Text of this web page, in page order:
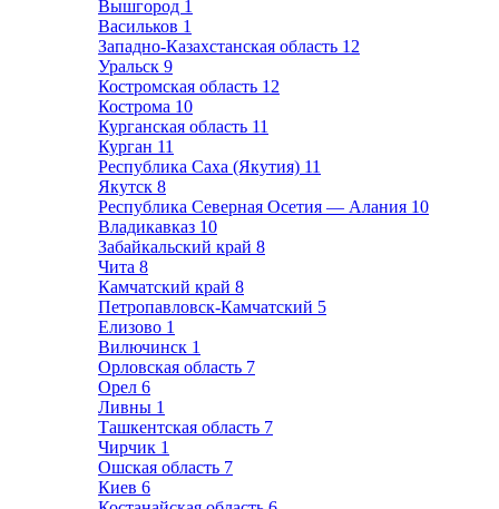
Вышгород 1
Васильков 1
Западно-Казахстанская область 12
Уральск 9
Костромская область 12
Кострома 10
Курганская область 11
Курган 11
Республика Саха (Якутия) 11
Якутск 8
Республика Северная Осетия — Алания 10
Владикавказ 10
Забайкальский край 8
Чита 8
Камчатский край 8
Петропавловск-Камчатский 5
Елизово 1
Вилючинск 1
Орловская область 7
Орел 6
Ливны 1
Ташкентская область 7
Чирчик 1
Ошская область 7
Киев 6